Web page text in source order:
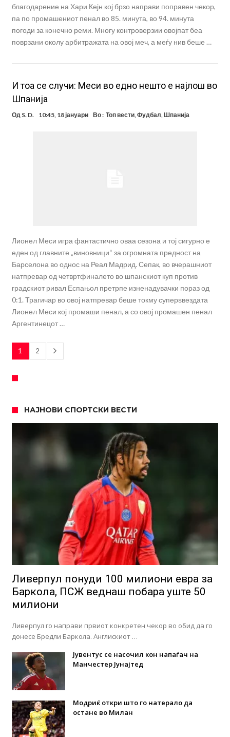
благодарение на Хари Кејн кој брзо направи поправен чекор,
па по промашениот пенал во 85. минута, во 94. минута
погоди за конечно реми. Многу контроверзии овојпат беа
поврзани околу арбитражата на овој меч, а меѓу нив беше …
И тоа се случи: Меси во едно нешто е најлош во
Шпанија
Од S. D. 10:45, 18 јануари Во : Топ вести,Фудбал,Шпанија
Лионел Меси игра фантастично оваа сезона и тој сигурно е
еден од главните „виновници“ за огромната предност на
Барселона во однос на Реал Мадрид. Сепак, во вчерашниот
натпревар од четвртфиналето во шпанскиот куп против
градскиот ривал Еспањол претрпе изненадувачки пораз од
0:1. Трагичар во овој натпревар беше токму суперѕвездата
Лионел Меси кој промаши пенал, а со овој промашен пенал
Аргентинецот …
1 2
НАЈНОВИ СПОРТСКИ ВЕСТИ
Ливерпул понуди 100 милиони евра за
Баркола, ПСЖ веднаш побара уште 50
милиони
Ливерпул го направи првиот конкретен чекор во обид да го
донесе Бредли Баркола. Англискиот …
Јувентус се насочил кон напаѓач на
Манчестер Јунајтед
Модриќ откри што го натерало да
остане во Милан